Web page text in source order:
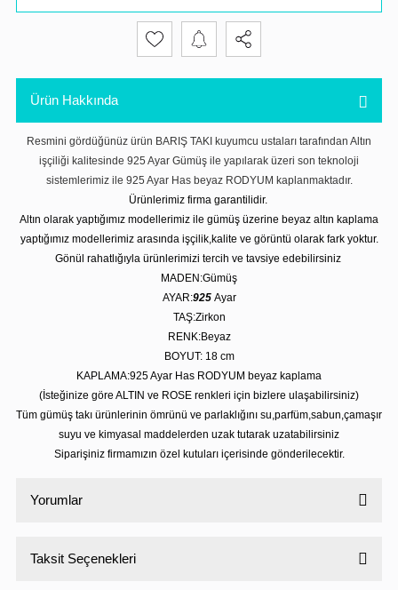
Ürün Hakkında
Resmini gördüğünüz ürün BARIŞ TAKI kuyumcu ustaları tarafından Altın
işçiliği kalitesinde 925 Ayar Gümüş ile yapılarak üzeri son teknoloji
sistemlerimiz ile 925 Ayar Has beyaz RODYUM kaplanmaktadır.
Ürünlerimiz firma garantilidir.
Altın olarak yaptığımız modellerimiz ile gümüş üzerine beyaz altın kaplama
yaptığımız modellerimiz arasında işçilik,kalite ve görüntü olarak fark yoktur.
Gönül rahatlığıyla ürünlerimizi tercih ve tavsiye edebilirsiniz
MADEN:Gümüş
AYAR:925 Ayar
TAŞ:Zirkon
RENK:Beyaz
BOYUT: 18 cm
KAPLAMA:925 Ayar Has RODYUM beyaz kaplama
(İsteğinize göre ALTIN ve ROSE renkleri için bizlere ulaşabilirsiniz)
Tüm gümüş takı ürünlerinin ömrünü ve parlaklığını su,parfüm,sabun,çamaşır
suyu ve kimyasal maddelerden uzak tutarak uzatabilirsiniz
Siparişiniz firmamızın özel kutuları içerisinde gönderilecektir.
Yorumlar
Taksit Seçenekleri